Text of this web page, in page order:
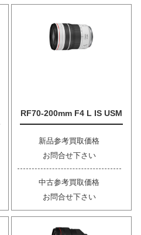
RF70-200mm F4 L IS USM
新品参考買取価格
お問合せ下さい
中古参考買取価格
お問合せ下さい